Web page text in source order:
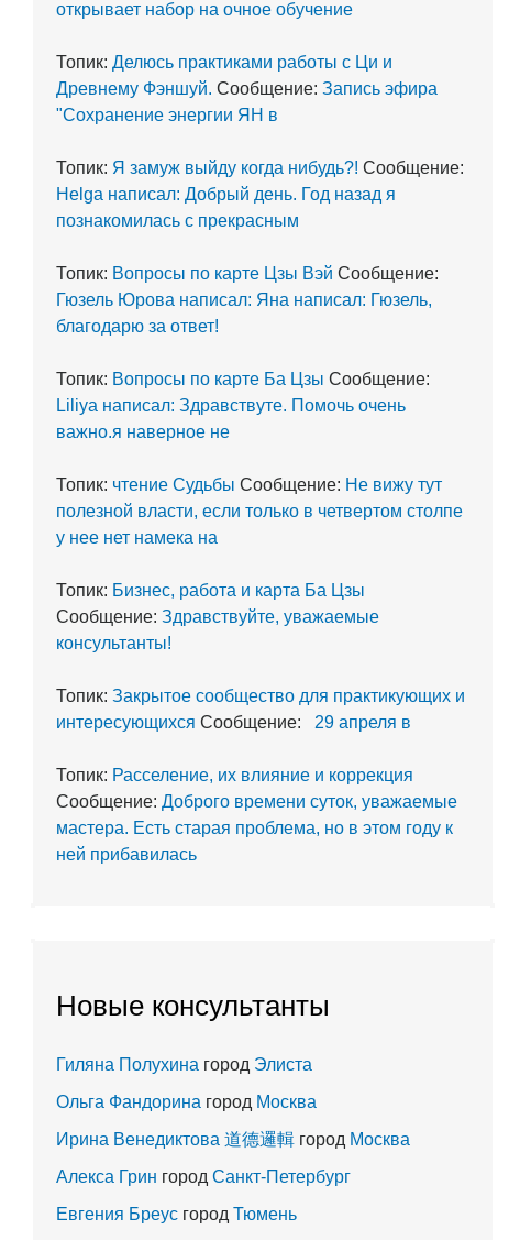
открывает набор на очное обучение
Топик: Делюсь практиками работы с Ци и
Древнему Фэншуй. Сообщение: Запись эфира
"Сохранение энергии ЯН в
Топик: Я замуж выйду когда нибудь?! Сообщение:
Helga написал: Добрый день. Год назад я
познакомилась с прекрасным
Топик: Вопросы по карте Цзы Вэй Сообщение:
Гюзель Юрова написал: Яна написал: Гюзель,
благодарю за ответ!
Топик: Вопросы по карте Ба Цзы Сообщение:
Liliya написал: Здравствуте. Помочь очень
важно.я наверное не
Топик: чтение Судьбы Сообщение: Не вижу тут
полезной власти, если только в четвертом столпе
у нее нет намека на
Топик: Бизнес, работа и карта Ба Цзы
Сообщение: Здравствуйте, уважаемые
консультанты!
Топик: Закрытое сообщество для практикующих и
интересующихся Сообщение: 29 апреля в
Топик: Расселение, их влияние и коррекция
Сообщение: Доброго времени суток, уважаемые
мастера. Есть старая проблема, но в этом году к
ней прибавилась
Новые консультанты
Гиляна Полухина город Элиста
Ольга Фандорина город Москва
Ирина Венедиктова 道德邏輯 город Москва
Алекса Грин город Санкт-Петербург
Евгения Бреус город Тюмень